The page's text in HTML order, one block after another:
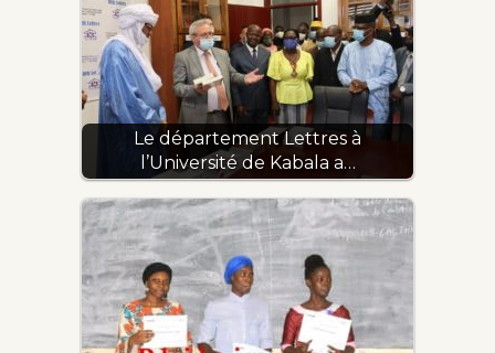
Le département Lettres à
l’Université de Kabala a…